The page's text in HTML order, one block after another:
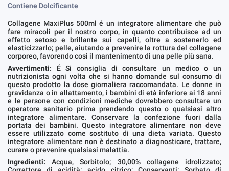
Contiene Dolcificante
Collagene MaxiPlus 500ml é un integratore alimentare che può
fare miracoli per il nostro corpo, in quanto contribuisce ad un
effetto setoso e brillante sui capelli, oltre a sostenerlo ed
elasticizzarlo; pelle, aiutando a prevenire la rottura del collagene
corporeo, favorendo così il mantenimento di una pelle più sana.
Avvertimenti: É Si consiglia di consultare un medico o un
nutrizionista ogni volta che si hanno domande sul consumo di
questo prodotto la dose giornaliera raccomandata. Le donne in
gravidanza o in allattamento, i bambini di età inferiore ai 18 anni
e le persone con condizioni mediche dovrebbero consultare un
operatore sanitario prima prendendo questo o qualsiasi altro
integratore alimentare. Conservare la confezione fuori dalla
portata dei bambini. Questo integratore alimentare non deve
essere utilizzato come sostituto di una dieta variata. Questo
integratore alimentare non è destinato a diagnosticare, trattare,
curare o prevenire qualsiasi malattia.
Ingredienti: Acqua, Sorbitolo; 30,00% collagene idrolizzato;